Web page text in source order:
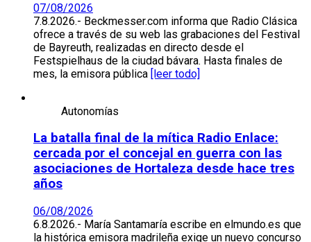
07/08/2026
7.8.2026.- Beckmesser.com informa que Radio Clásica
ofrece a través de su web las grabaciones del Festival
de Bayreuth, realizadas en directo desde el
Festspielhaus de la ciudad bávara. Hasta finales de
mes, la emisora pública [leer todo]
Autonomías
La batalla final de la mítica Radio Enlace:
cercada por el concejal en guerra con las
asociaciones de Hortaleza desde hace tres
años
06/08/2026
6.8.2026.- María Santamaría escribe en elmundo.es que
la histórica emisora madrileña exige un nuevo concurso